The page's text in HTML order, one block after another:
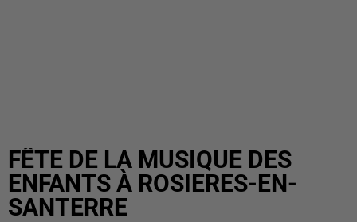
FÊTE DE LA MUSIQUE DES
ENFANTS À ROSIERES-EN-
SANTERRE